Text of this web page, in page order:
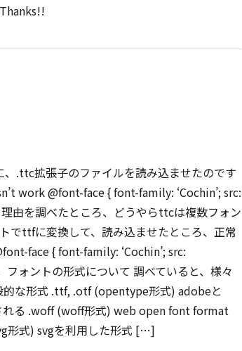
.ttc拡張子のファイルを読み込ませたのです
work @font-face { font-family: ‘Cochin’; src:
由を調べたところ、どうやらttcは複数フォン
でttfに変換して、読み込ませたところ、正常
face { font-family: ‘Cochin’; src:
ォントの形式について 調べていると、様々
な形式 .ttf, .otf (opentype形式) adobeと
れる .woff (woff形式) web open font format
形式) svgを利用した形式 […]